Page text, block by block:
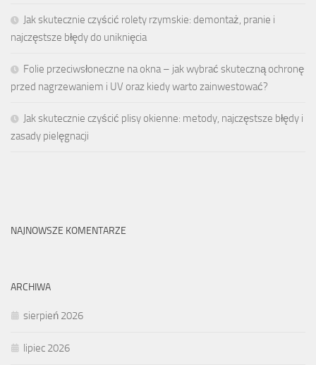
Jak skutecznie czyścić rolety rzymskie: demontaż, pranie i
najczęstsze błędy do uniknięcia
Folie przeciwsłoneczne na okna – jak wybrać skuteczną ochronę
przed nagrzewaniem i UV oraz kiedy warto zainwestować?
Jak skutecznie czyścić plisy okienne: metody, najczęstsze błędy i
zasady pielęgnacji
NAJNOWSZE KOMENTARZE
ARCHIWA
sierpień 2026
lipiec 2026